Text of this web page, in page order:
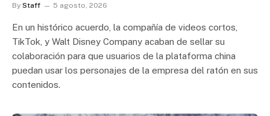
By Staff 5 agosto, 2026
En un histórico acuerdo, la compañía de videos cortos,
TikTok, y Walt Disney Company acaban de sellar su
colaboración para que usuarios de la plataforma china
puedan usar los personajes de la empresa del ratón en sus
contenidos.